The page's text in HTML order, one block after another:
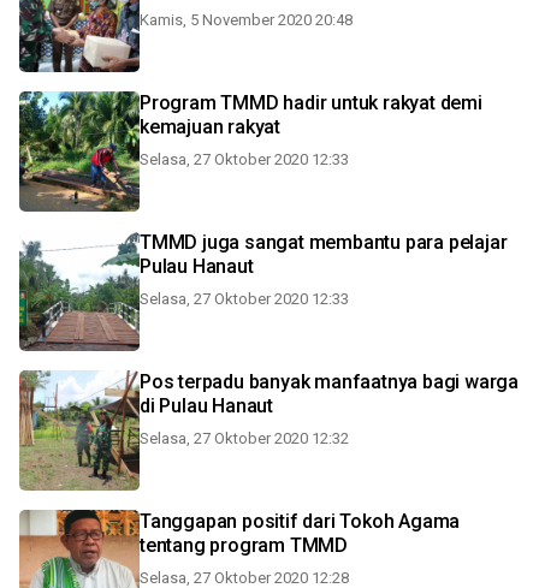
Kamis, 5 November 2020 20:48
Program TMMD hadir untuk rakyat demi
kemajuan rakyat
Selasa, 27 Oktober 2020 12:33
TMMD juga sangat membantu para pelajar
Pulau Hanaut
Selasa, 27 Oktober 2020 12:33
Pos terpadu banyak manfaatnya bagi warga
di Pulau Hanaut
Selasa, 27 Oktober 2020 12:32
Tanggapan positif dari Tokoh Agama
tentang program TMMD
Selasa, 27 Oktober 2020 12:28